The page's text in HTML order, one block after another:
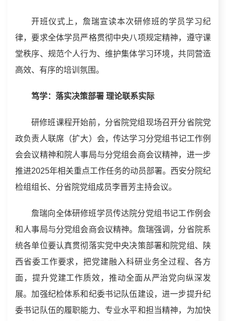
开班仪式上，詹瑞宣读本次研修班的学员学习纪
律，要求全体学员严格贯彻中央八项规定精神，遵守课
堂秩序、规范个人行为、维护集体学习环境，共同营造
高效、有序的培训氛围。
笃学：落实决策部署 理论联系实际
研修班课程开始前，分省院党组现场召开分省院党
政负责人联席（扩大）会，传达学习分党组书记工作例
会会议精神和院人事局与分党组会商会议精神，进一步
推进2025年相关重点工作任务的动员部署。西安分院纪
检组组长、分省院党组成员李晋芳主持会议。
詹瑞向全体研修班学员传达院分党组书记工作例会
和 人事局与分党组会商会议精神。詹瑞强调，分省院系
统各单位要认真贯彻落实党中央决策部署和院党组、陕
西省委工作要求，把党建融入科研业务全过程、各方
面，提升党建工作质效，推动全面从严治党向纵深发
展。加强纪检体系和纪委书记队伍建设，进一步提升纪
委书记队伍的履职能力、专业水平和担当精神，为加快